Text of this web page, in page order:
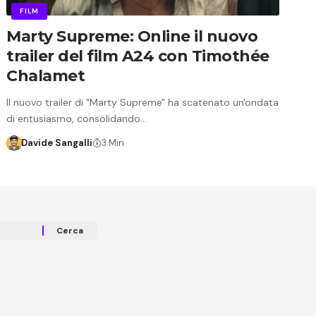
FILM
Marty Supreme: Online il nuovo
trailer del film A24 con Timothée
Chalamet
Il nuovo trailer di "Marty Supreme" ha scatenato un'ondata
di entusiasmo, consolidando…
Davide Sangalli 3 Min